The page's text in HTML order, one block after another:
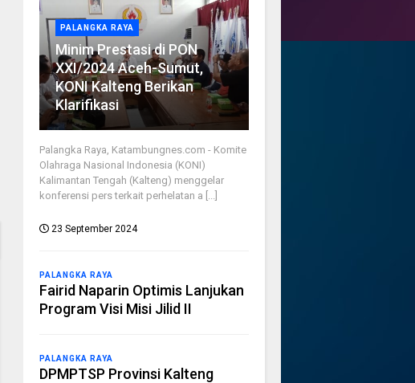
PALANGKA RAYA
Minim Prestasi di PON
XXI/2024 Aceh-Sumut,
KONI Kalteng Berikan
Klarifikasi
Palangka Raya, Katambungnes.com - Komite
Olahraga Nasional Indonesia (KONI)
Kalimantan Tengah (Kalteng) menggelar
konferensi pers terkait perhelatan a [...]
23 September 2024
PALANGKA RAYA
Fairid Naparin Optimis Lanjukan
Program Visi Misi Jilid II
PALANGKA RAYA
DPMPTSP Provinsi Kalteng